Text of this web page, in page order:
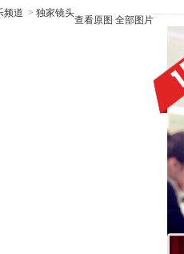
频道 > 独家镜头
查看原图 全部图片